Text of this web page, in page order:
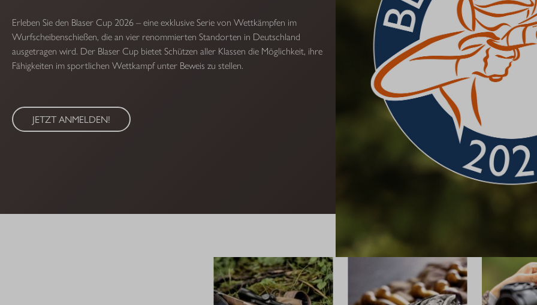
Erleben Sie den Blaser Cup 2026 – eine exklusive Serie von Wettkämpfen im
Wurfscheibenschießen, die an vier renommierten Standorten in Deutschland
ausgetragen wird. Der Blaser Cup bietet Schützen aller Klassen die Möglichkeit, ihre
Fähigkeiten im sportlichen Wettkampf unter Beweis zu stellen.
JETZT ANMELDEN!